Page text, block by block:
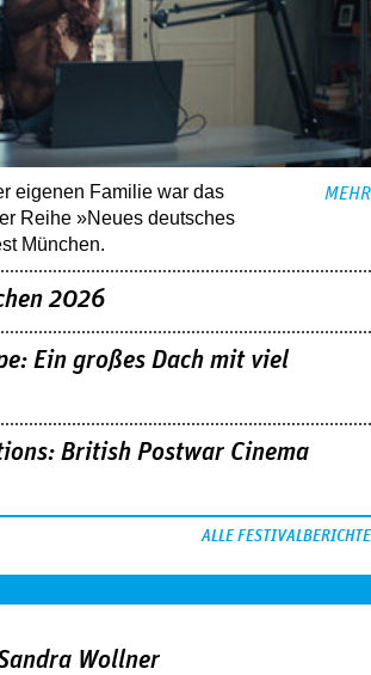
eigenen Familie war das
Reihe »Neues deutsches
München.
MEHR
2026
Ein großes Dach mit viel
British Postwar Cinema
ALLE FESTIVALBERICHTE
Wollner